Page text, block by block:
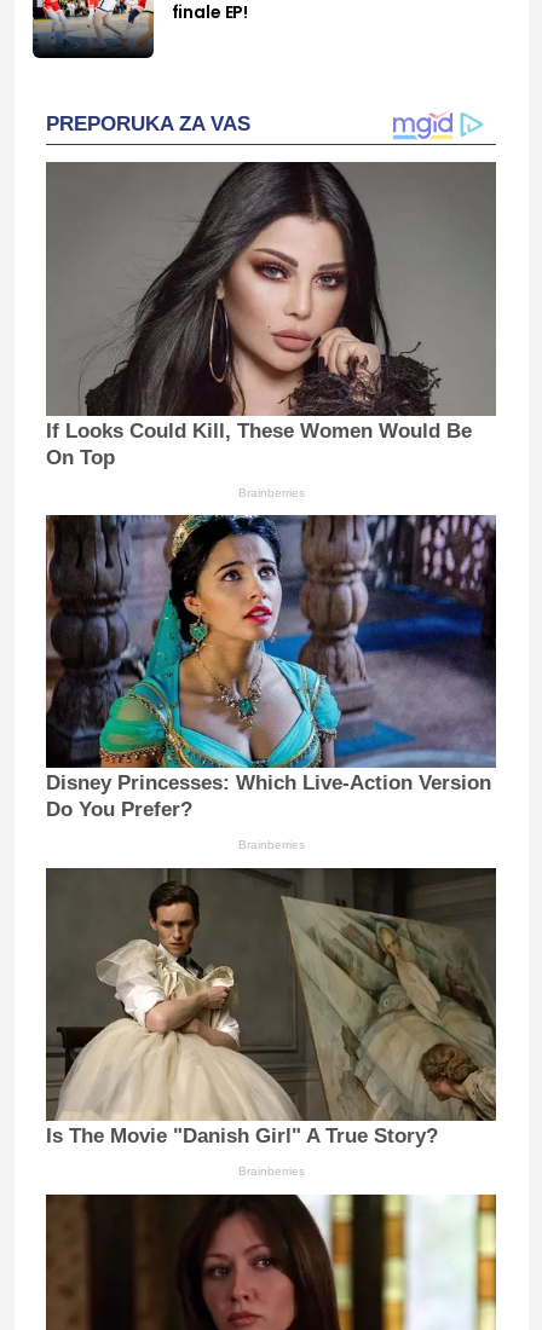
finale EP!
PREPORUKA ZA VAS
If Looks Could Kill, These Women Would Be
On Top
Brainberries
Disney Princesses: Which Live-Action Version
Do You Prefer?
Brainberries
Is The Movie "Danish Girl" A True Story?
Brainberries